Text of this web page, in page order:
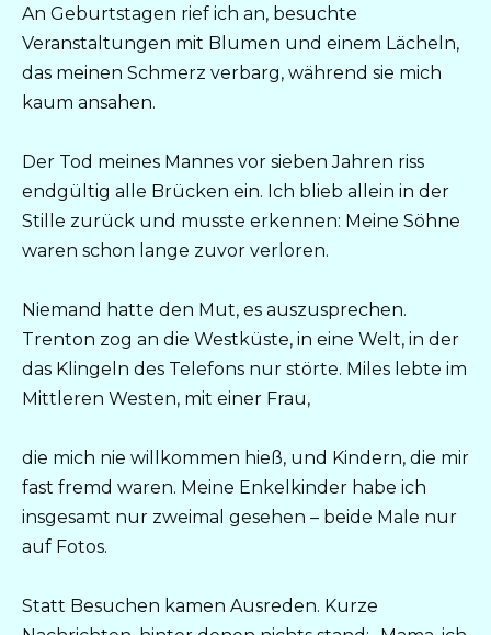
An Geburtstagen rief ich an, besuchte
Veranstaltungen mit Blumen und einem Lächeln,
das meinen Schmerz verbarg, während sie mich
kaum ansahen.
Der Tod meines Mannes vor sieben Jahren riss
endgültig alle Brücken ein. Ich blieb allein in der
Stille zurück und musste erkennen: Meine Söhne
waren schon lange zuvor verloren.
Niemand hatte den Mut, es auszusprechen.
Trenton zog an die Westküste, in eine Welt, in der
das Klingeln des Telefons nur störte. Miles lebte im
Mittleren Westen, mit einer Frau,
die mich nie willkommen hieß, und Kindern, die mir
fast fremd waren. Meine Enkelkinder habe ich
insgesamt nur zweimal gesehen – beide Male nur
auf Fotos.
Statt Besuchen kamen Ausreden. Kurze